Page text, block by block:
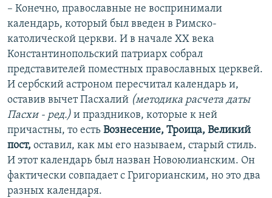
– Конечно, православные не воспринимали
календарь, который был введен в Римско-
католической церкви. И в начале ХХ века
Константинопольский патриарх собрал
представителей поместных православных церквей.
И сербский астроном пересчитал календарь и,
оставив вычет Пасхалий (методика расчета даты
Пасхи - ред.) и праздников, которые к ней
причастны, то есть Вознесение, Троица, Великий
пост, оставил, как мы его называем, старый стиль.
И этот календарь был назван Новоюлианским. Он
фактически совпадает с Григорианским, но это два
разных календаря.